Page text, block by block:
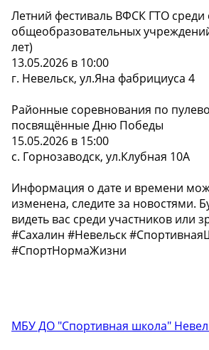
Летний фестиваль ВФСК ГТО
общеобразовательных
лет)
13.05.2026 в 10:00
г. Невельск, ул.Яна фабрициуса 4
Районные соревнования по
посвящённые Дню Победы
15.05.2026 в 15:00
с. Горнозаводск, ул.Клубная 10А
Информация о дате и времени
изменена, следите за новостями.
видеть вас среди участников или
#Сахалин #Невельск
#СпортНормаЖизни
МБУ ДО "Спортивная школа"